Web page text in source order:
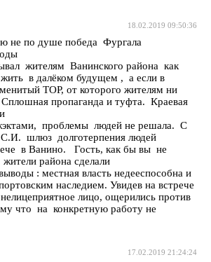
18.02.2019 09:50:36
не по душе победа Фургала
жителям Ванинского района как
в далёком будущем , а если в
ТОР, от которого жителям ни
пропаганда и туфта. Краевая
проблемы людей не решала. С
шлюз долготерпения людей
в Ванино. Гость, как бы вы не
района сделали
: местная власть недееспособна и
наследием. Увидев на встрече
лицо, ощерились против
что на конкретную работу не
17.02.2019 21:24:24